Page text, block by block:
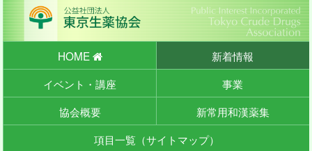
HOME
新着情報
イベント・講座
事業
協会概要
新常用和漢薬集
項目一覧（サイトマップ）